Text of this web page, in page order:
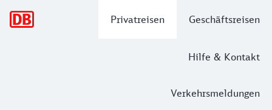
Privatreisen Geschäftsreisen
Hilfe & Kontakt
Verkehrsmeldungen